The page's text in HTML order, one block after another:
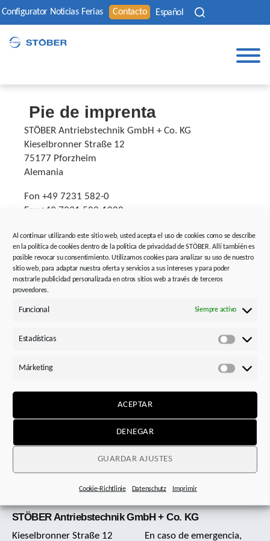
Al continuar utilizando este sitio web, usted acepta el uso de cookies como se describe
en la política de cookies dentro de la política de privacidad de STÖBER. Allí también es
posible revocar su consentimiento. Utilizamos cookies para analizar su uso de nuestro
sitio web, para adaptar nuestra oferta y servicios a sus intereses y para poder
mostrarle publicidad personalizada en otros sitios web a través de terceros
proveedores.
Funcional Siempre activo
Estadísticas
Márketing
ACEPTAR
DENEGAR
GUARDAR AJUSTES
Cookie-Richtlinie Datenschutz Imprimir
Configurator Noticias Ferias Contacto Español
Pie de imprenta
STÖBER Antriebstechnik GmbH + Co. KG
Kieselbronner Straße 12
75177 Pforzheim
Alemania
Fon +49 7231 582-0
Fax +49 7231 582-1000
www.stoeber.de
Forma jurídica:
GmbH + Co KG
Tribunal de registro Mannheim HRA 502800
CIF-IVA:
Stöber Antriebstechnik
Rainer Wegener
STÖBER Antriebstechnik GmbH + Co. KG
Kieselbronner Straße 12 En caso de emergencia,